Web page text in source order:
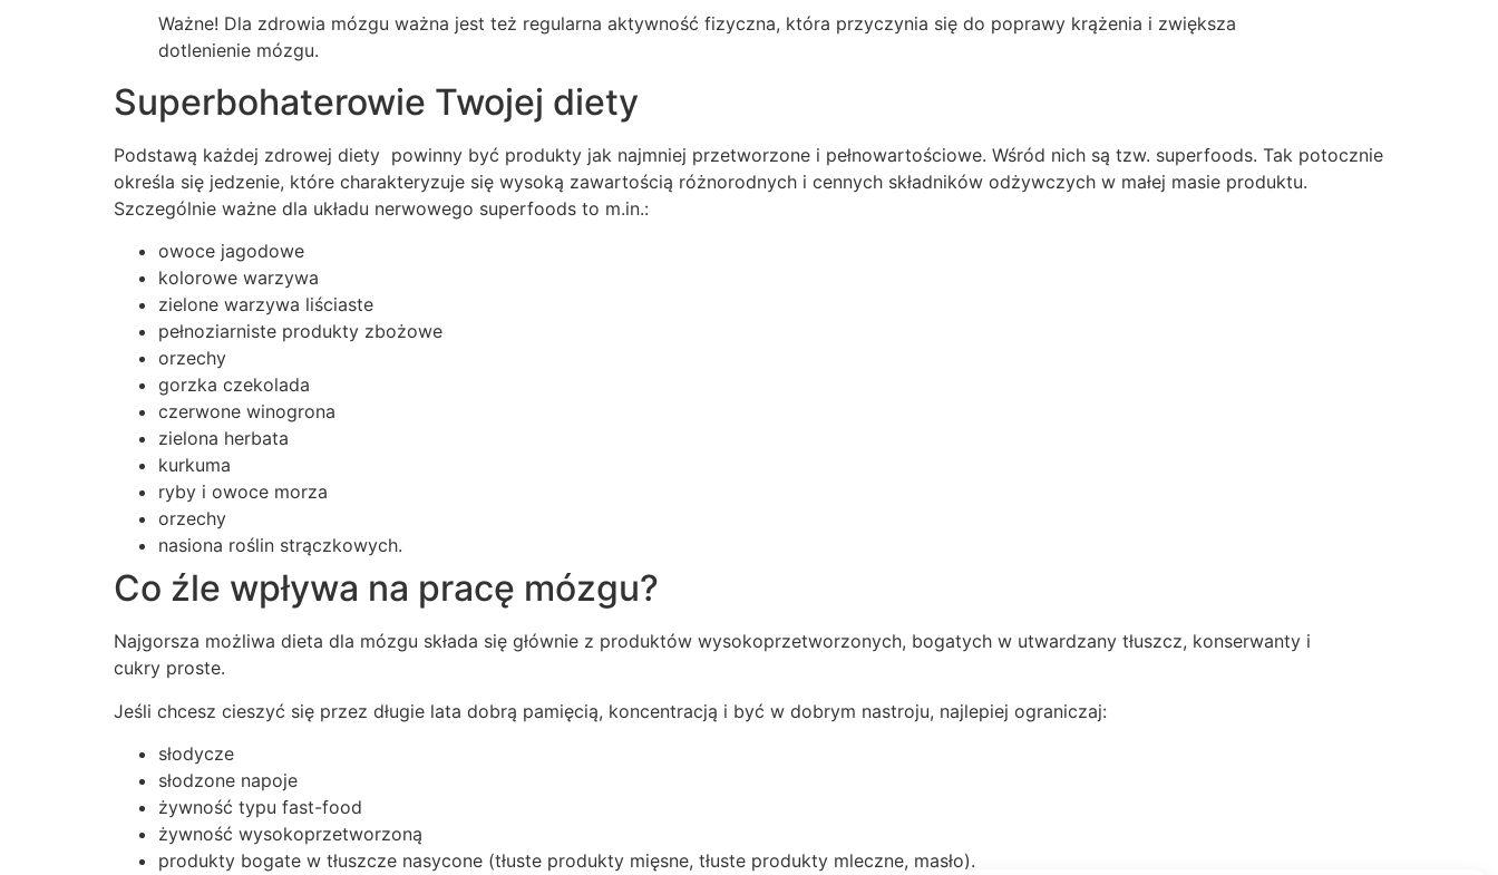
Ważne! Dla zdrowia mózgu ważna jest też regularna aktywność fizyczna, która przyczynia się do poprawy krążenia i zwiększa
dotlenienie mózgu.
Superbohaterowie Twojej diety
Podstawą każdej zdrowej diety powinny być produkty jak najmniej przetworzone i pełnowartościowe. Wśród nich są tzw. superfoods. Tak potocznie
określa się jedzenie, które charakteryzuje się wysoką zawartością różnorodnych i cennych składników odżywczych w małej masie produktu.
Szczególnie ważne dla układu nerwowego superfoods to m.in.:
owoce jagodowe
kolorowe warzywa
zielone warzywa liściaste
pełnoziarniste produkty zbożowe
orzechy
gorzka czekolada
czerwone winogrona
zielona herbata
kurkuma
ryby i owoce morza
orzechy
nasiona roślin strączkowych.
Co źle wpływa na pracę mózgu?
Najgorsza możliwa dieta dla mózgu składa się głównie z produktów wysokoprzetworzonych, bogatych w utwardzany tłuszcz, konserwanty i
cukry proste.
Jeśli chcesz cieszyć się przez długie lata dobrą pamięcią, koncentracją i być w dobrym nastroju, najlepiej ograniczaj:
słodycze
słodzone napoje
żywność typu fast-food
żywność wysokoprzetworzoną
produkty bogate w tłuszcze nasycone (tłuste produkty mięsne, tłuste produkty mleczne, masło).